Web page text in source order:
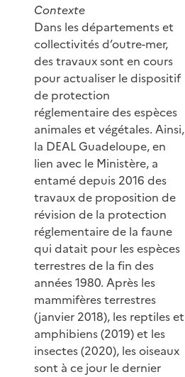
Contexte
Dans les départements et
collectivités d’outre-mer,
des travaux sont en cours
pour actualiser le dispositif
de protection
réglementaire des espèces
animales et végétales. Ainsi,
la DEAL Guadeloupe, en
lien avec le Ministère, a
entamé depuis 2016 des
travaux de proposition de
révision de la protection
réglementaire de la faune
qui datait pour les espèces
terrestres de la fin des
années 1980. Après les
mammifères terrestres
(janvier 2018), les reptiles et
amphibiens (2019) et les
insectes (2020), les oiseaux
sont à ce jour le dernier